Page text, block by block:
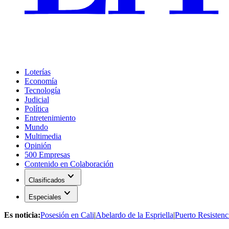
Loterías
Economía
Tecnología
Judicial
Política
Entretenimiento
Mundo
Multimedia
Opinión
500 Empresas
Contenido en Colaboración
Clasificados expand_more
Especiales expand_more
Es noticia:Posesión en Cali|Abelardo de la Espriella|Puerto